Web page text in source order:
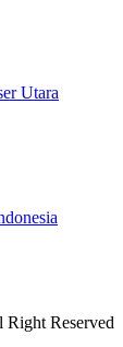
Utara
Reserved